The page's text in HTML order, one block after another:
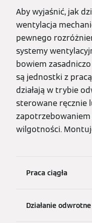
Aby wyjaśnić, jak
wentylacja
pewnego
systemy
bowiem
są jednostki z
działają w trybie
sterowane ręcznie
zapotrzebowaniem
wilgotności.
Praca ciągła
Działanie odwrotne